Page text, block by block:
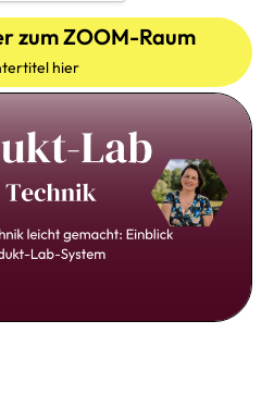
zum ZOOM-Raum
hier